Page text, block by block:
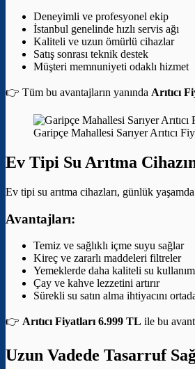
Deneyimli ve profesyonel ekip
İstanbul genelinde hızlı servis ağı
Kaliteli ve uzun ömürlü cihazlar
Satış sonrası teknik destek
Müşteri memnuniyeti odaklı hizmet
👉 Tüm bu avantajların yanında Arıtıcı
Garipçe Mahallesi Sarıyer Arıtıcı
Ev Tipi Su Arıtma
Ev tipi su arıtma cihazları, günlük
Avantajları:
Temiz ve sağlıklı içme suyu sağlar
Kireç ve zararlı maddeleri filtreler
Yemeklerde daha kaliteli su
Çay ve kahve lezzetini artırır
Sürekli su satın alma ihtiyacını
👉 Arıtıcı Fiyatları 6.999 TL ile bu
Uzun Vadede Tasarruf